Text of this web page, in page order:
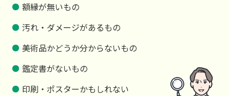
額縁が無いもの
汚れ・ダメージがあるもの
美術品かどうか分からないもの
鑑定書がないもの
印刷・ポスターかもしれない